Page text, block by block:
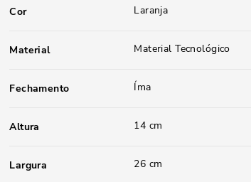
Cor Laranja
Material Material Tecnológico
Fechamento Íma
Altura 14 cm
Largura 26 cm